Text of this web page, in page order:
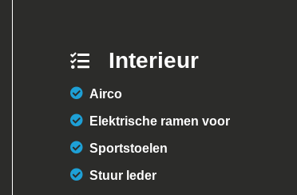
Interieur
Airco
Elektrische ramen voor
Sportstoelen
Stuur leder